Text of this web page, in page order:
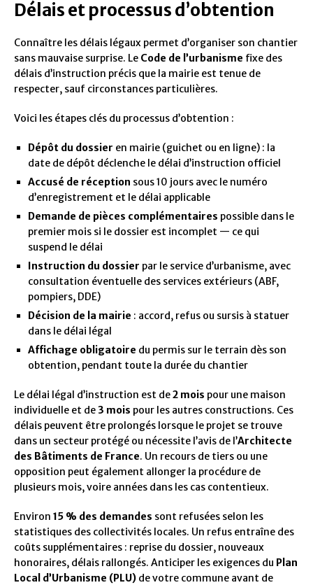
Délais et processus d’obtention
Connaître les délais légaux permet d’organiser son chantier
sans mauvaise surprise. Le Code de l’urbanisme fixe des
délais d’instruction précis que la mairie est tenue de
respecter, sauf circonstances particulières.
Voici les étapes clés du processus d’obtention :
Dépôt du dossier en mairie (guichet ou en ligne) : la
date de dépôt déclenche le délai d’instruction officiel
Accusé de réception sous 10 jours avec le numéro
d’enregistrement et le délai applicable
Demande de pièces complémentaires possible dans le
premier mois si le dossier est incomplet — ce qui
suspend le délai
Instruction du dossier par le service d’urbanisme, avec
consultation éventuelle des services extérieurs (ABF,
pompiers, DDE)
Décision de la mairie : accord, refus ou sursis à statuer
dans le délai légal
Affichage obligatoire du permis sur le terrain dès son
obtention, pendant toute la durée du chantier
Le délai légal d’instruction est de2 mois pour une maison
individuelle et de3 mois pour les autres constructions. Ces
délais peuvent être prolongés lorsque le projet se trouve
dans un secteur protégé ou nécessite l’avis de l’Architecte
des Bâtiments de France. Un recours de tiers ou une
opposition peut également allonger la procédure de
plusieurs mois, voire années dans les cas contentieux.
Environ 15 % des demandes sont refusées selon les
statistiques des collectivités locales. Un refus entraîne des
coûts supplémentaires : reprise du dossier, nouveaux
honoraires, délais rallongés. Anticiper les exigences du Plan
Local d’Urbanisme (PLU) de votre commune avant de